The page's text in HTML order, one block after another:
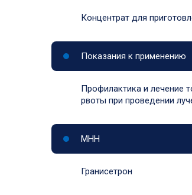
Концентрат для
Показания к применению
Профилактика и лечение
рвоты при проведении
МНН
Гранисетрон